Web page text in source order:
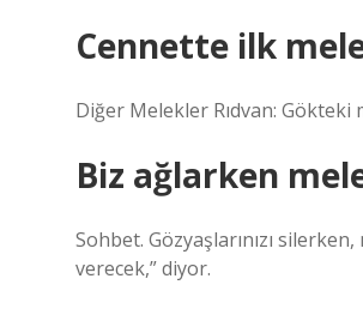
Cennette ilk
Diğer Melekler Rıdvan: Gökteki
Biz ağlarken
Sohbet. Gözyaşlarınızı
verecek,” diyor.